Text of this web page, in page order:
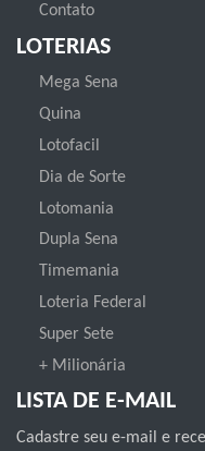
Contato
LOTERIAS
Mega Sena
Quina
Lotofacil
Dia de Sorte
Lotomania
Dupla Sena
Timemania
Loteria Federal
Super Sete
+ Milionária
LISTA DE E-MAIL
Cadastre seu e-mail e